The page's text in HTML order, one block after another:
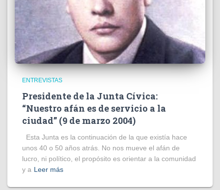
ENTREVISTAS
Presidente de la Junta Cívica:
“Nuestro afán es de servicio a la
ciudad” (9 de marzo 2004)
Esta Junta es la continuación de la que existía hace
unos 40 o 50 años atrás. No nos mueve el afán de
lucro, ni político, el propósito es orientar a la comunidad
y a Leer más